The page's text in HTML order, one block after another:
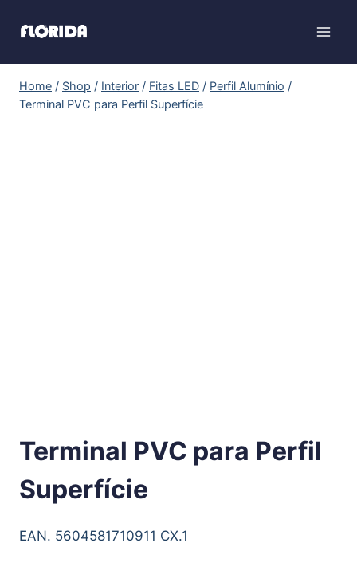
Home / Shop / Interior / Fitas LED / Perfil Alumínio /
Terminal PVC para Perfil Superfície
Terminal PVC para Perfil
Superfície
EAN. 5604581710911 CX.1